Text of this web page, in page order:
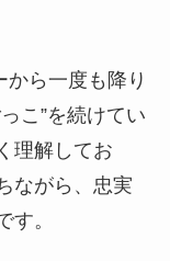
ら一度も降り
こ”を続けてい
理解してお
ながら、忠実
す。